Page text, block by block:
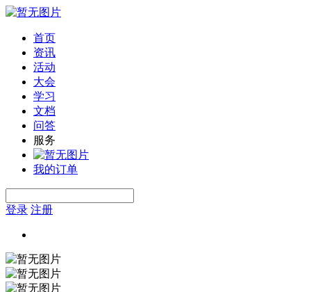
首页
资讯
活动
大会
学习
文档
问答
服务
我的订单
登录 注册